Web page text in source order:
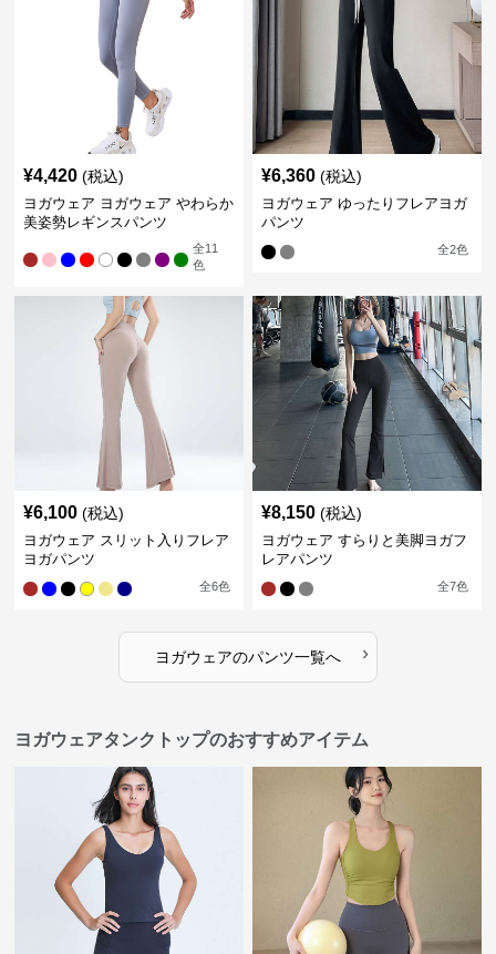
¥4,420 (税込)
ヨガウェア ヨガウェア やわらか
美姿勢レギンスパンツ
全11
色
¥6,360 (税込)
ヨガウェア ゆったりフレアヨガ
パンツ
全2色
¥6,100 (税込)
ヨガウェア スリット入りフレア
ヨガパンツ
全6色
¥8,150 (税込)
ヨガウェア すらりと美脚ヨガフ
レアパンツ
全7色
ヨガウェアのパンツ一覧へ ›
ヨガウェアタンクトップのおすすめアイテム